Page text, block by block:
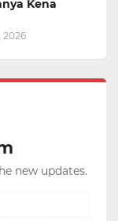
Kena
2026
new updates.